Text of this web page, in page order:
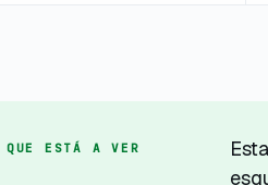
QUE ESTÁ A VER